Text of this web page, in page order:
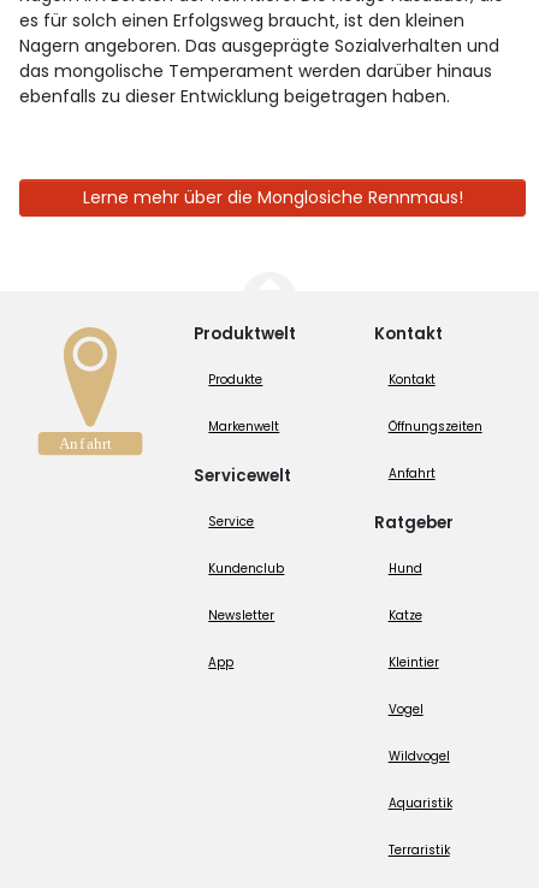
es für solch einen Erfolgsweg braucht, ist den kleinen
Nagern angeboren. Das ausgeprägte Sozialverhalten und
das mongolische Temperament werden darüber hinaus
ebenfalls zu dieser Entwicklung beigetragen haben.
Lerne mehr über die Monglosiche Rennmaus!
Produktwelt
Produkte
Markenwelt
Servicewelt
Service
Kundenclub
Newsletter
App
Kontakt
Kontakt
Öffnungszeiten
Anfahrt
Ratgeber
Hund
Katze
Kleintier
Vogel
Wildvogel
Aquaristik
Terraristik